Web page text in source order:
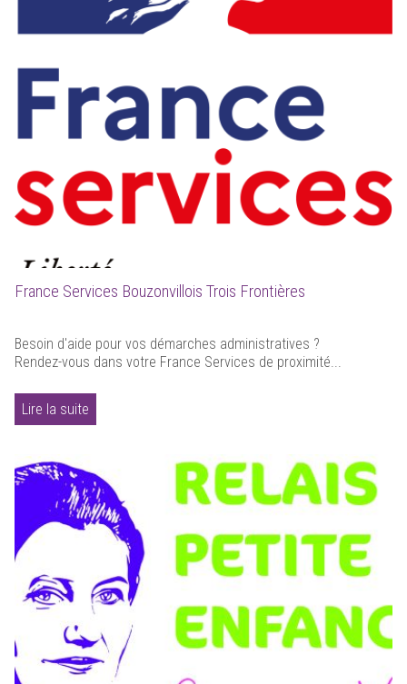
France Services Bouzonvillois Trois Frontières
Besoin d'aide pour vos démarches administratives ?
Rendez-vous dans votre France Services de proximité...
Lire la suite